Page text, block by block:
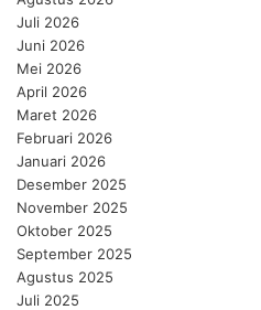
Juli 2026
Juni 2026
Mei 2026
April 2026
Maret 2026
Februari 2026
Januari 2026
Desember 2025
November 2025
Oktober 2025
September 2025
Agustus 2025
Juli 2025